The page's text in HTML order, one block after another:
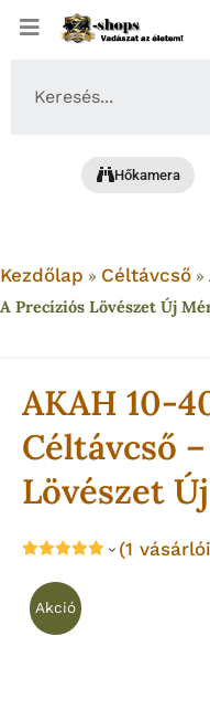
Skip
Hőkamera
Kezdőlap » Céltávcső »
A Precíziós Lövészet Új
AKAH 10-
Céltávcső
Lövészet
(1
Akció